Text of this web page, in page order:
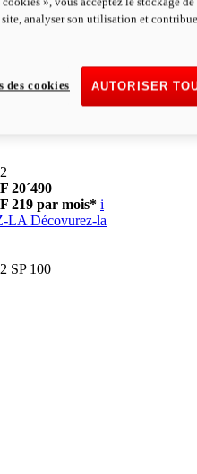
13´990 i
LA Décovurez-la
15´990
169 par mois* i
20´490
219 par mois* i
LA Décovurez-la
SP 100
analyser son utilisation et
AUTORISER
des cookies